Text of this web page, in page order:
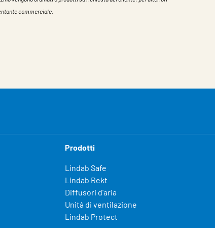
commerciale.
Prodotti
Lindab Safe
Lindab Rekt
Diffusori d'aria
Unità di ventilazione
Lindab Protect